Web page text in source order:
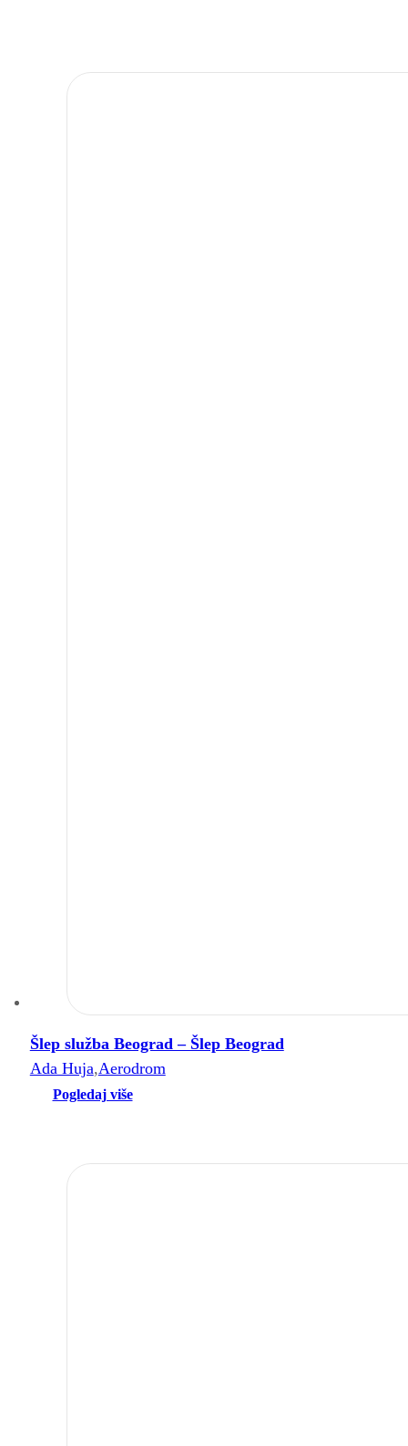
Šlep služba Beograd – Šlep Beograd
Ada Huja,Aerodrom
Pogledaj više